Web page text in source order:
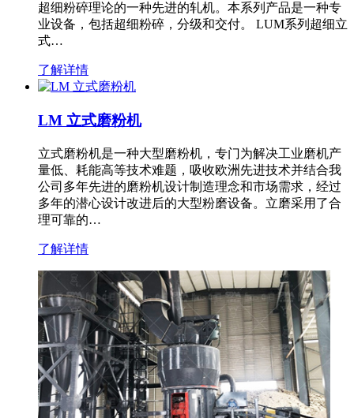
超细粉碎理论的一种先进的轧机。本系列产品是一种专
业设备，包括超细粉碎，分级和交付。 LUM系列超细立
式…
了解详情
LM 立式磨粉机
立式磨粉机是一种大型磨粉机，专门为解决工业磨机产
量低、耗能高等技术难题，吸收欧洲先进技术并结合我
公司多年先进的磨粉机设计制造理念和市场需求，经过
多年的潜心设计改进后的大型粉磨设备。立磨采用了合
理可靠的…
了解详情